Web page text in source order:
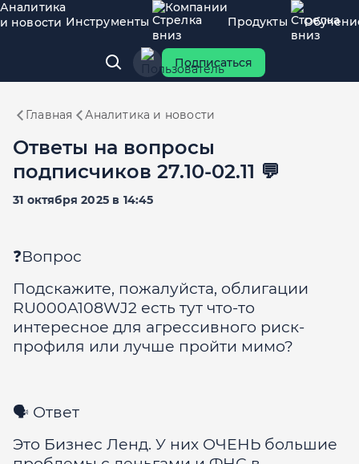
Аналитика
и новости Инструменты
Компании
Продукты
Подписаться
Главная Аналитика и новости
Ответы на вопросы
подписчиков 27.10-02.11 💬
31 октября 2025 в 14:45
❓Вопрос
Подскажите, пожалуйста, облигации
RU000A108WJ2 есть тут что-то
интересное для агрессивного риск-
профиля или лучше пройти мимо?
🗣 Ответ
Это Бизнес Ленд. У них ОЧЕНЬ большие